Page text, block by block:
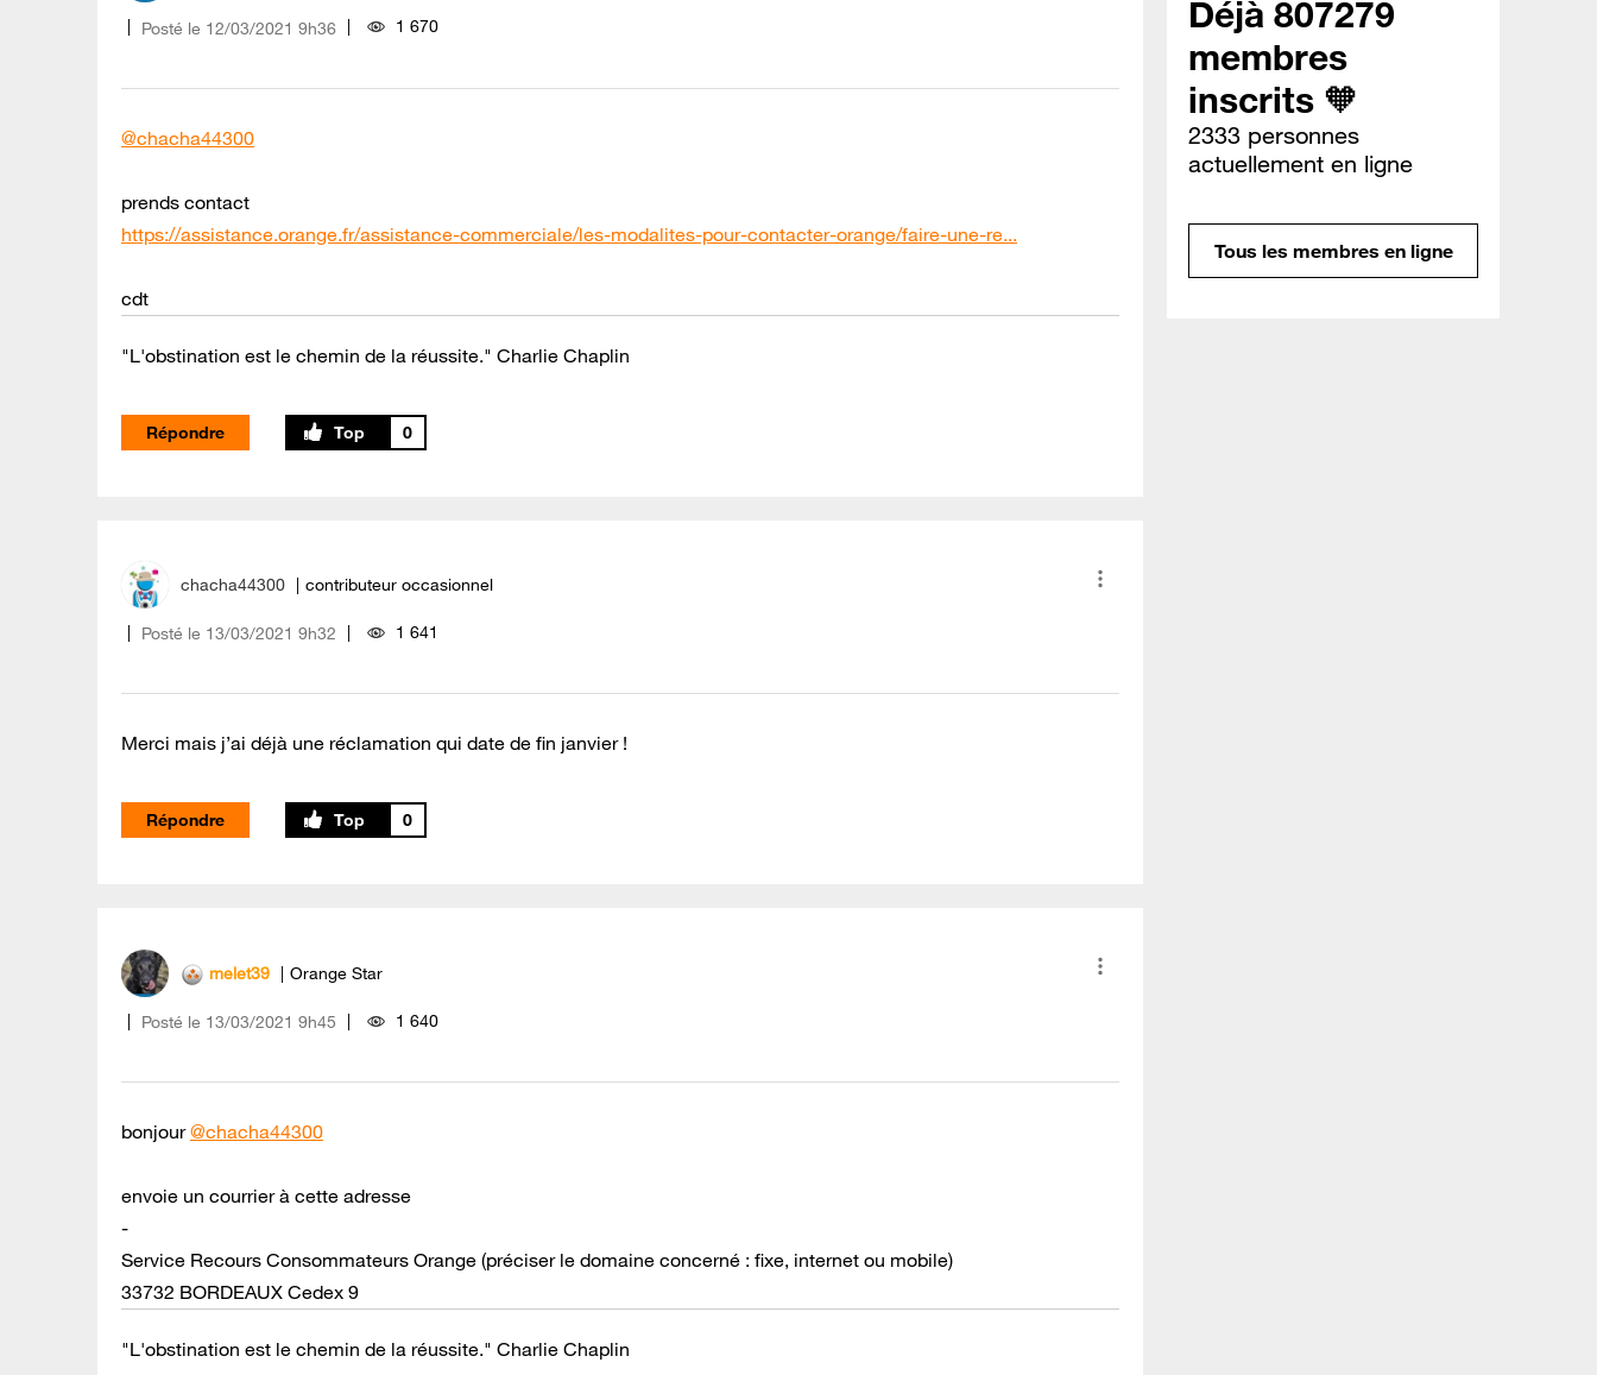
Posté le ‎12/03/2021 9h36 1 670
@chacha44300
prends contact
https://assistance.orange.fr/assistance-commerciale/les-modalites-pour-contacter-orange/faire-une-re...
cdt
"L'obstination est le chemin de la réussite." Charlie Chaplin
Répondre 0
chacha44300 contributeur occasionnel
Posté le ‎13/03/2021 9h32 1 641
Merci mais j’ai déjà une réclamation qui date de fin janvier !
Répondre 0
melet39 Orange Star
Posté le ‎13/03/2021 9h45 1 640
bonjour@chacha44300
envoie un courrier à cette adresse
-
Service Recours Consommateurs Orange (préciser le domaine concerné : fixe, internet ou mobile)
33732 BORDEAUX Cedex 9
"L'obstination est le chemin de la réussite." Charlie Chaplin
Déjà 807279
membres
inscrits 🧡
2333 personnes
actuellement en ligne
Tous les membres en ligne